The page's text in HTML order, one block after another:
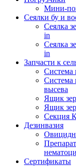
Мини-
Сеялки бу и
Сеялка
in
Сеялка
in
Запчасти к
Система
Система
высева
Ящик
Ящик
Секция
Дезинвазия
Сертификаты